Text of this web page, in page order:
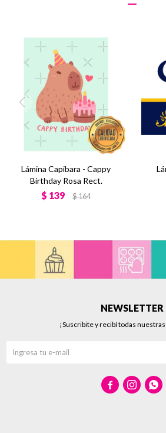
Lámina Capibara - Cappy
Birthday Rosa Rect.
$ 139 $164
NEWSLETTER
¡Suscribite y recibí todas
  